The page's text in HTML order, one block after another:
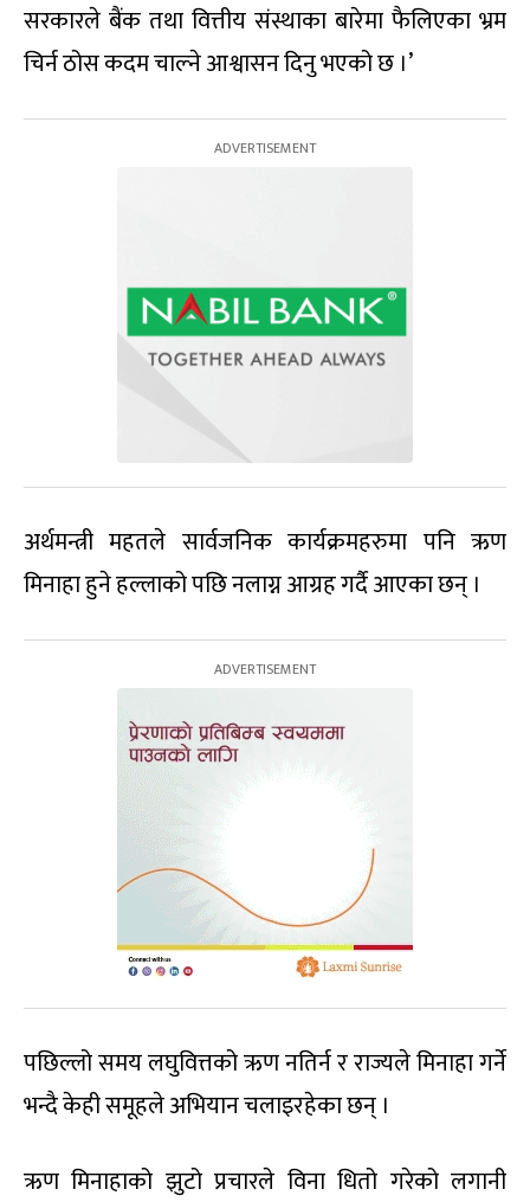
सरकारले बैंक तथा वित्तीय संस्थाका बारेमा फैलिएका भ्रम
चिर्न ठोस कदम चाल्ने आश्वासन दिनु भएको छ ।’
अर्थमन्त्री महतले सार्वजनिक कार्यक्रमहरुमा पनि ऋण
मिनाहा हुने हल्लाको पछि नलाग्न आग्रह गर्दै आएका छन् ।
पछिल्लो समय लघुवित्तको ऋण नतिर्न र राज्यले मिनाहा गर्ने
भन्दै केही समूहले अभियान चलाइरहेका छन् ।
ऋण मिनाहाको झुटो प्रचारले विना धितो गरेको लगानी